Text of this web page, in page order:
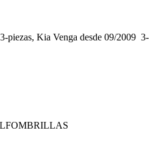
piezas, Kia Venga desde 09/2009 3-